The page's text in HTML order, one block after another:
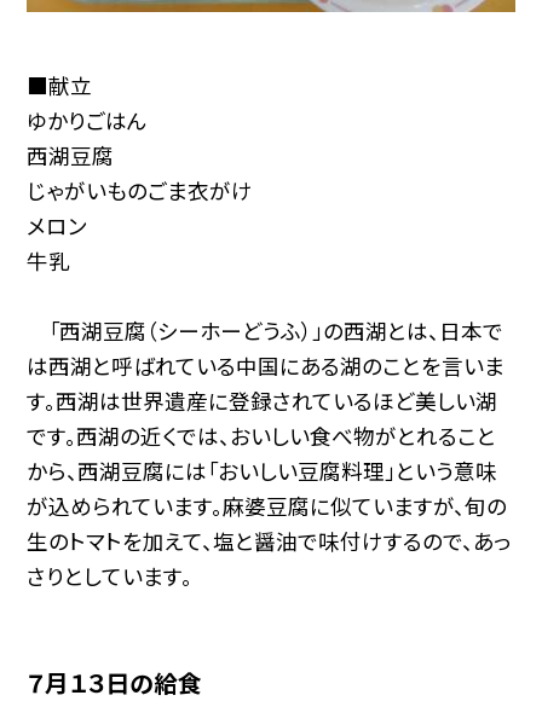
■献立
ゆかりごはん
西湖豆腐
じゃがいものごま衣がけ
メロン
牛乳
「西湖豆腐（シーホーどうふ）」の西湖とは、日本で
は西湖と呼ばれている中国にある湖のことを言いま
す。西湖は世界遺産に登録されているほど美しい湖
です。西湖の近くでは、おいしい食べ物がとれること
から、西湖豆腐には「おいしい豆腐料理」という意味
が込められています。麻婆豆腐に似ていますが、旬の
生のトマトを加えて、塩と醤油で味付けするので、あっ
さりとしています。
７月１３日の給食